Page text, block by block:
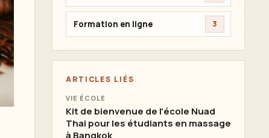
Formation en ligne 3
ARTICLES LIÉS
VIE ÉCOLE
Kit de bienvenue de l'école Nuad
Thai pour les étudiants en massage
à Bangkok